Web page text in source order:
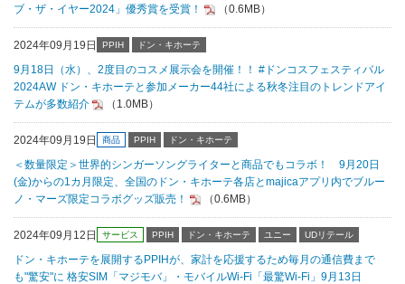
ブ・ザ・イヤー2024」優秀賞を受賞！
（0.6MB）
2024年09月19日 PPIH ドン・キホーテ
9月18日（水）、2度目のコスメ展示会を開催！！ #ドンコスフェスティバル
2024AW ドン・キホーテと参加メーカー44社による秋冬注目のトレンドアイ
テムが多数紹介
（1.0MB）
2024年09月19日 商品 PPIH ドン・キホーテ
＜数量限定＞世界的シンガーソングライターと商品でもコラボ！ 9月20日
(金)からの1カ月限定、全国のドン・キホーテ各店とmajicaアプリ内でブルー
ノ・マーズ限定コラボグッズ販売！
（0.6MB）
2024年09月12日 サービス PPIH ドン・キホーテ ユニー UDリテール
ドン・キホーテを展開するPPIHが、家計を応援するため毎月の通信費まで
も"驚安"に 格安SIM「マジモバ」・モバイルWi-Fi「最驚Wi-Fi」9月13日